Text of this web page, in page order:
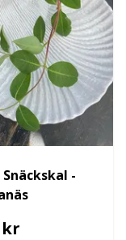
Snäckskal -
kr